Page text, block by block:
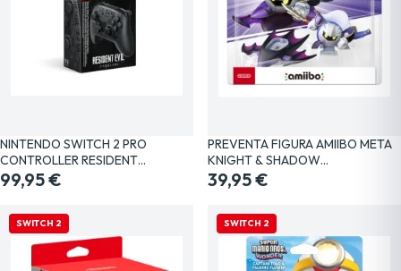
NINTENDO SWITCH 2 PRO
CONTROLLER RESIDENT…
99,95 €
PREVENTA FIGURA AMIIBO META
KNIGHT & SHADOW…
39,95 €
SWITCH 2 SWITCH 2